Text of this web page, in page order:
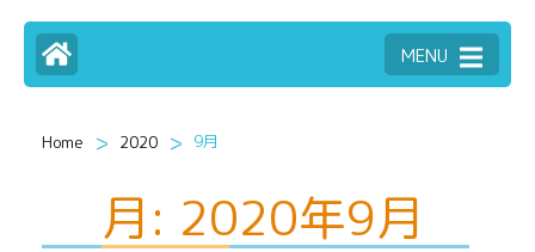
MENU
Home > 2020 > 9月
月: 2020年9月